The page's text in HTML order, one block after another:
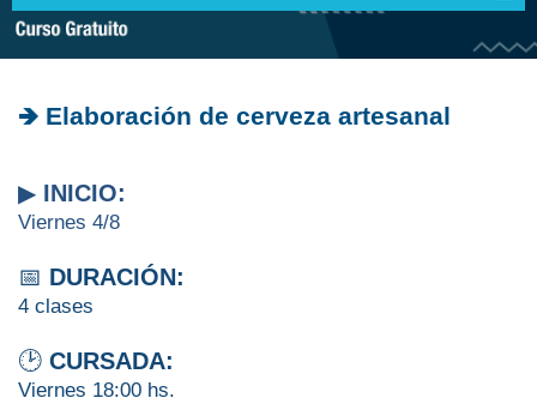
🡺 Elaboración de cerveza artesanal
▶ INICIO:
Viernes 4/8
📅 DURACIÓN:
4 clases
🕑 CURSADA:
Viernes 18:00 hs.